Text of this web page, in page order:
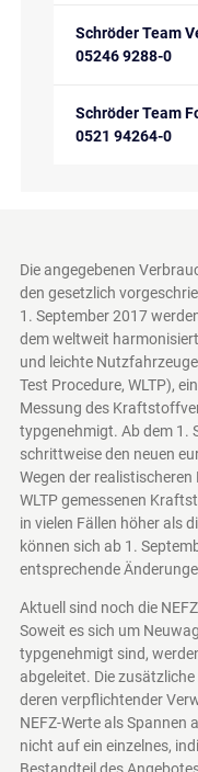
Schröder Team
05246 9288-0
Schröder Team
0521 94264-0
Die angegebenen
den gesetzlich
1. September 2017
dem weltweit
und leichte
Test Procedure, WLTP),
Messung des
typgenehmigt. Ab dem 1.
schrittweise den neuen
Wegen der
WLTP gemessenen
in vielen Fällen höher als
können sich ab 1.
entsprechende
Aktuell sind noch die
Soweit es sich um
typgenehmigt sind,
abgeleitet. Die zusätzliche
deren verpflichtender
NEFZ-Werte als Spannen
nicht auf ein einzelnes,